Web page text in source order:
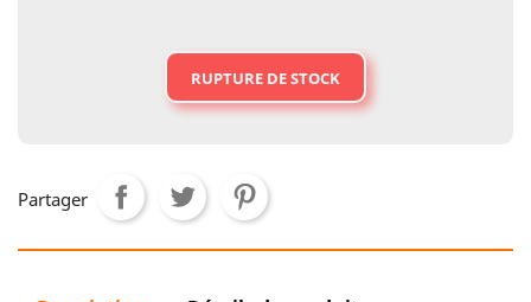
RUPTURE DE STOCK
Partager